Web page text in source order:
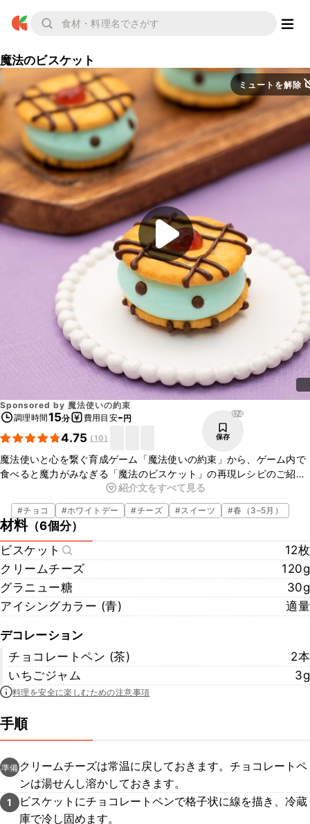
魔法のビスケット
ミュートを解除
Sponsored by 魔法使いの約束
調理時間15分 費用目安-円
4.75 (10)
674
保存
魔法使いと心を繋ぐ育成ゲーム「魔法使いの約束」から、ゲーム内で
食べると魔力がみなぎる「魔法のビスケット」の再現レシピのご紹介
です。滑らかなクリームチーズをサクサクのビスケットで挟んで、一
口チーズケーキ風に仕上げました。チョコレートペンで描いた可愛ら
しいお目々がチャームポイントです。混ぜて挟むだけのお手軽スイー
ツなので、お菓子作り初心者でも失敗なくお作りいただけますよ。ぜ
ひお試しくださいね。
紹介文をすべて見る
#チョコ #ホワイトデー #チーズ #スイーツ #春（3–5月）
材料（6個分）
ビスケット
12枚
クリームチーズ
120g
グラニュー糖
30g
アイシングカラー (青)
適量
デコレーション
チョコレートペン (茶)
2本
いちごジャム
3g
料理を安全に楽しむための注意事項
手順
準備 クリームチーズは常温に戻しておきます。チョコレートペ
ンは湯せんし溶かしておきます。
1
ビスケットにチョコレートペンで格子状に線を描き、冷蔵
庫で冷し固めます。